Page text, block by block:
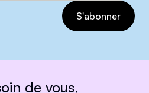
de vous,